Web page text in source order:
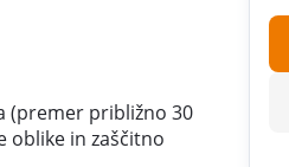
(premer približno 30
oblike in zaščitno